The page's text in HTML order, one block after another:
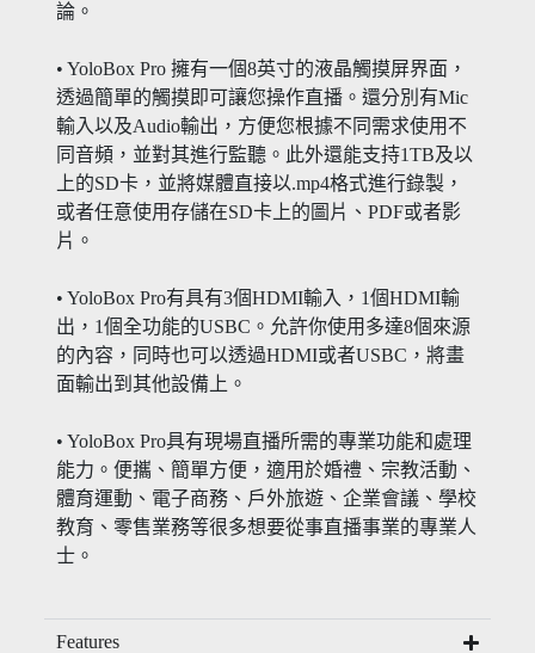
論。
• YoloBox Pro 擁有一個8英寸的液晶觸摸屏界面，
透過簡單的觸摸即可讓您操作直播。還分別有Mic
輸入以及Audio輸出，方便您根據不同需求使用不
同音頻，並對其進行監聽。此外還能支持1TB及以
上的SD卡，並將媒體直接以.mp4格式進行錄製，
或者任意使用存儲在SD卡上的圖片、PDF或者影
片。
• YoloBox Pro有具有3個HDMI輸入，1個HDMI輸
出，1個全功能的USBC。允許你使用多達8個來源
的內容，同時也可以透過HDMI或者USBC，將畫
面輸出到其他設備上。
• YoloBox Pro具有現場直播所需的專業功能和處理
能力。便攜、簡單方便，適用於婚禮、宗教活動、
體育運動、電子商務、戶外旅遊、企業會議、學校
教育、零售業務等很多想要從事直播事業的專業人
士。
Features